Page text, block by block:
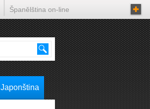
Španělština on-line
Japonština